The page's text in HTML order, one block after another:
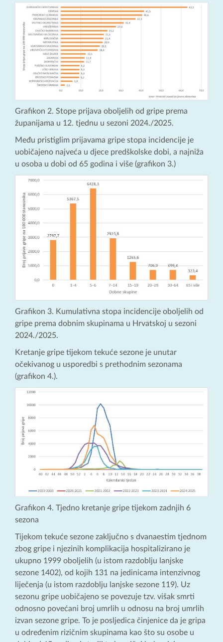
Grafikon 2. Stope prijava oboljelih od gripe prema
županijama u 12. tjednu u sezoni 2024./2025.
Među pristiglim prijavama gripe stopa incidencije je
uobičajeno najveća u djece predškolske dobi, a najniža
u osoba u dobi od 65 godina i više (grafikon 3.)
Grafikon 3. Kumulativna stopa incidencije oboljelih od
gripe prema dobnim skupinama u Hrvatskoj u sezoni
2024./2025.
Kretanje gripe tijekom tekuće sezone je unutar
očekivanog u usporedbi s prethodnim sezonama
(grafikon 4.).
Grafikon 4. Tjedno kretanje gripe tijekom zadnjih 6
sezona
Tijekom tekuće sezone zaključno s dvanaestim tjednom
zbog gripe i njezinih komplikacija hospitalizirano je
ukupno 1999 oboljelih (u istom razdoblju lanjske
sezone 1402), od kojih 131 na jedinicama intenzivnog
liječenja (u istom razdoblju lanjske sezone 119). Uz
sezonu gripe uobičajeno se povezuje tzv. višak smrti
odnosno povećani broj umrlih u odnosu na broj umrlih
izvan sezone gripe. To je posljedica činjenice da je gripa
u određenim rizičnim skupinama kao što su osobe u